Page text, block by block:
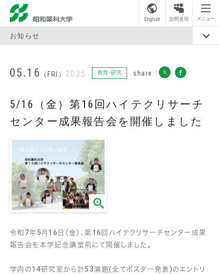
English 訪問者別 メニュー
05.16 （FRI） 2025 教育・研究 share :
5/16（金）第16回ハイテクリサーチ
センター成果報告会を開催しました
令和7年5月16日（金）、第16回ハイテクリサーチセンター成果
報告会を本学記念講堂前にて開催しました。
学内の14研究室から計53演題(全てポスター発表)のエントリ
お知らせ